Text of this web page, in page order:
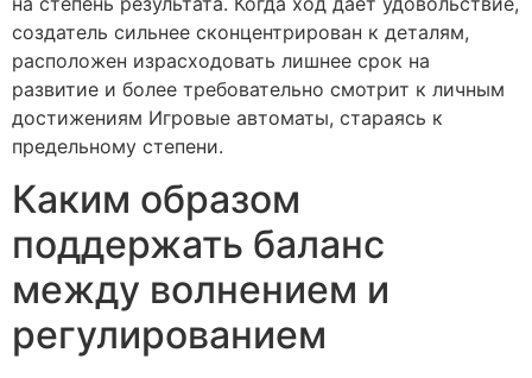
создатель сильнее сконцентрирован к деталям,
расположен израсходовать лишнее срок на
развитие и более требовательно смотрит к личным
достижениям Игровые автоматы, стараясь к
предельному степени.
Каким образом
поддержать баланс
между волнением и
регулированием